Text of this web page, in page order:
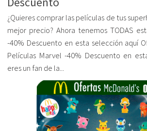
¿Quieres comprar las películas de tus
mejor precio? Ahora tenemos TODAS
-40% Descuento en esta selección aquí
Películas Marvel -40% Descuento en
eres un fan de la...